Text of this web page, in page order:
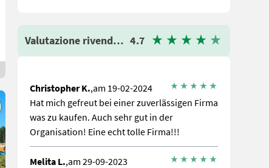
Valutazione rivenditore 4.7
Christopher K.,am 19-02-2024
Hat mich gefreut bei einer zuverlässigen Firma
was zu kaufen. Auch sehr gut in der
Organisation! Eine echt tolle Firma!!!
Melita L.,am 29-09-2023